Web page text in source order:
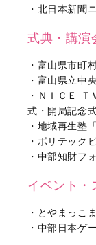
・北日本新聞
式典・講演
・富山県市町
・富山県立中
・ＮＩＣＥ
式・開局
・地域再生塾
・ポリテック
・中部知財フ
イベント・
・とやまっこ
・中部日本ゲ